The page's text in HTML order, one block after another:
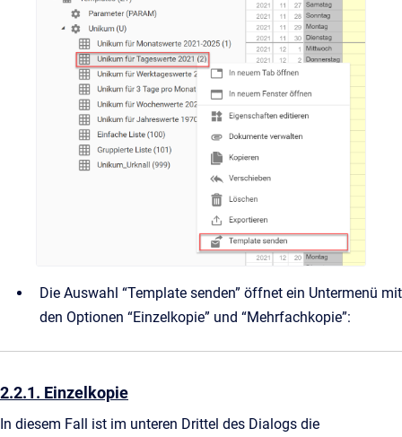
Die Auswahl “Template senden” öffnet ein Untermenü mit
den Optionen “Einzelkopie” und “Mehrfachkopie”:
2.2.1. Einzelkopie
In diesem Fall ist im unteren Drittel des Dialogs die